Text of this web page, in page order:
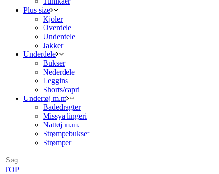
Plus size
Kjoler
Overdele
Underdele
Jakker
Underdele
Bukser
Nederdele
Leggins
Shorts/capri
Undertøj m.m
Badedragter
Missya lingeri
Nattøj m.m.
Strømpebukser
Strømper
TOP